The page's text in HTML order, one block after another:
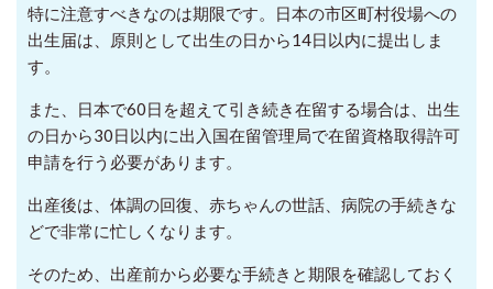
特に注意すべきなのは期限です。日本の市区町村役場への
出生届は、原則として出生の日から14日以内に提出しま
す。
また、日本で60日を超えて引き続き在留する場合は、出生
の日から30日以内に出入国在留管理局で在留資格取得許可
申請を行う必要があります。
出産後は、体調の回復、赤ちゃんの世話、病院の手続きな
どで非常に忙しくなります。
そのため、出産前から必要な手続きと期限を確認しておく